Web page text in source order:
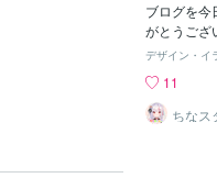
ブログを今
がとうござ
たっての名
の名前って
おさえてお
ます。①ま
デザイン・イ
11
ちなス
かわい